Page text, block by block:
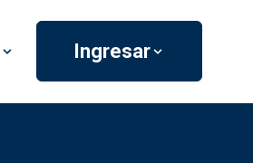
Ingresar